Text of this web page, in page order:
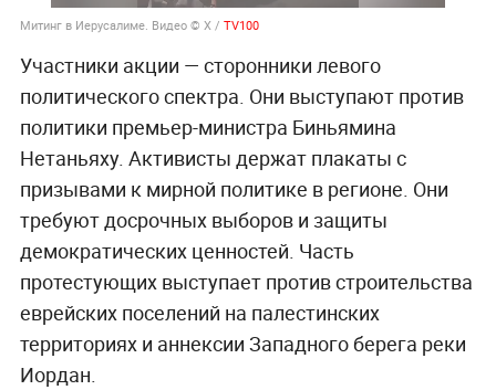
Митинг в Иерусалиме. Видео © X / TV100
Участники акции — сторонники левого
политического спектра. Они выступают против
политики премьер-министра Биньямина
Нетаньяху. Активисты держат плакаты с
призывами к мирной политике в регионе. Они
требуют досрочных выборов и защиты
демократических ценностей. Часть
протестующих выступает против строительства
еврейских поселений на палестинских
территориях и аннексии Западного берега реки
Иордан.